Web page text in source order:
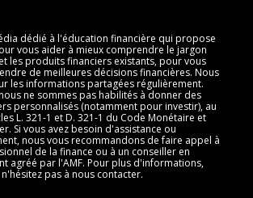
dédié à l'éducation financière qui propose
vous aider à mieux comprendre le jargon
les produits financiers existants, pour vous
de meilleures décisions financières. Nous
les informations partagées régulièrement.
ne sommes pas habilités à donner des
personnalisés (notamment pour investir), au
L. 321-1 et D. 321-1 du Code Monétaire et
Si vous avez besoin d'assistance ou
nous vous recommandons de faire appel à
de la finance ou à un conseiller en
agréé par l'AMF. Pour plus d'informations,
n'hésitez pas à nous contacter.